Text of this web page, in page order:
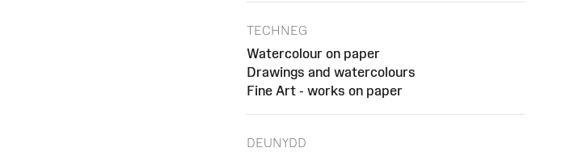
TECHNEG
Watercolour on paper
Drawings and watercolours
Fine Art - works on paper
DEUNYDD